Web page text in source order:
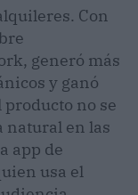
Con
generó más
y ganó
no se
natural en las
app de
usa el